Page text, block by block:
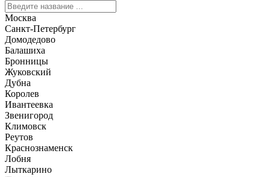
Москва
Санкт-Петербург
Домодедово
Балашиха
Бронницы
Жуковский
Дубна
Королев
Ивантеевка
Звенигород
Климовск
Реутов
Краснознаменск
Лобня
Лыткарино